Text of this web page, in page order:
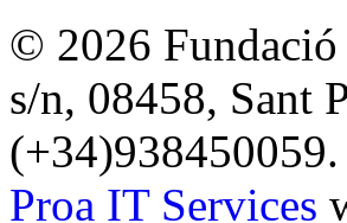
© 2026 Fundació
s/n, 08458, Sant
Proa IT Services